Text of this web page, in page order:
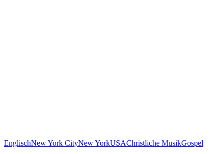
EnglischNew York CityNew YorkUSAChristliche MusikGospel